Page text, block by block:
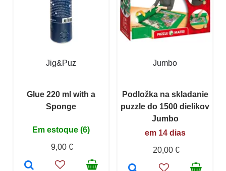
Jig&Puz
Glue 220 ml with a
Sponge
Em estoque (6)
9,00 €
Jumbo
Podložka na skladanie
puzzle do 1500 dielikov
Jumbo
em 14 dias
20,00 €